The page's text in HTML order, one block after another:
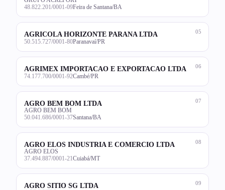
48.822.201/0001-09Feira de Santana/BA
05
AGRICOLA HORIZONTE PARANA LTDA
50.515.727/0001-80Paranavaí/PR
06
AGRIMEX IMPORTACAO E EXPORTACAO LTDA
74.177.700/0001-92Cambé/PR
07
AGRO BEM BOM LTDA
AGRO BEM BOM
50.041.686/0001-37Santana/BA
08
AGRO ELOS INDUSTRIA E COMERCIO LTDA
AGRO ELOS
37.494.887/0001-21 Cuiabá/MT
09
AGRO SITIO SG LTDA